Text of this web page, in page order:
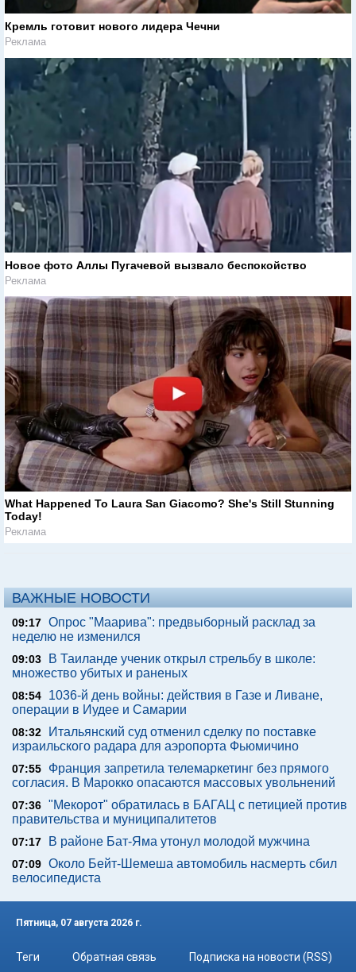
Кремль готовит нового лидера Чечни
Реклама
Новое фото Аллы Пугачевой вызвало беспокойство
Реклама
What Happened To Laura San Giacomo? She's Still Stunning
Today!
Реклама
ВАЖНЫЕ НОВОСТИ
09:17 Опрос "Mаарива": предвыборный расклад за
неделю не изменился
09:03
В Таиланде ученик открыл стрельбу в школе:
множество убитых и раненых
08:54
1036-й день войны: действия в Газе и Ливане,
операции в Иудее и Самарии
08:32
Итальянский суд отменил сделку по поставке
израильского радара для аэропорта Фьюмичино
07:55
Франция запретила телемаркетинг без прямого
согласия. В Марокко опасаются массовых увольнений
07:36 "Мекорот" обратилась в БАГАЦ с петицией против
правительства и муниципалитетов
07:17 В районе Бат-Яма утонул молодой мужчина
07:09 Около Бейт-Шемеша автомобиль насмерть сбил
велосипедиста
Пятница, 07 августа 2026 г.
Теги Обратная связь
Подписка на новости (RSS)